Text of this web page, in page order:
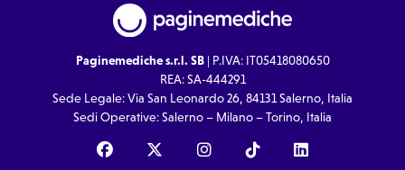
Paginemediche s.r.l. SB| P.IVA: IT05418080650
REA: SA-444291
Sede Legale: Via San Leonardo 26, 84131 Salerno, Italia
Sedi Operative: Salerno – Milano – Torino, Italia